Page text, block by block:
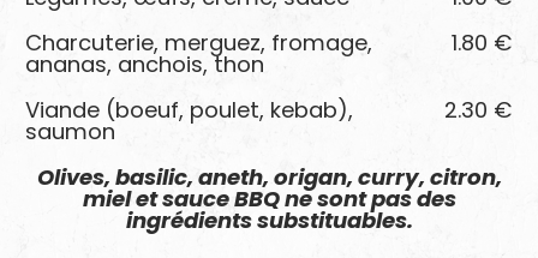
Charcuterie, merguez, fromage,
ananas, anchois, thon
1.80 €
Viande (boeuf, poulet, kebab),
saumon
2.30 €
Olives, basilic, aneth, origan, curry, citron,
miel et sauce BBQ ne sont pas des
ingrédients substituables.